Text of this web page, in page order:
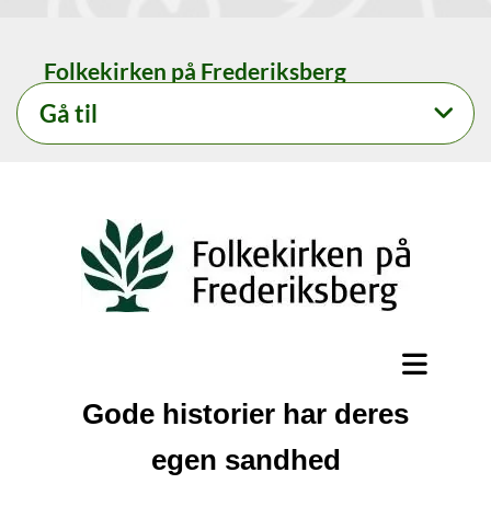
Folkekirken på Frederiksberg
Gå til
Gode historier har deres
egen sandhed